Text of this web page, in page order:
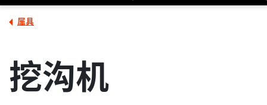
属具
挖沟机